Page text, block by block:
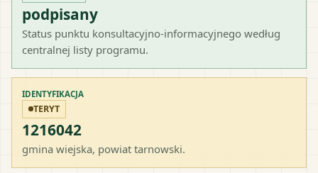
podpisany
Status punktu konsultacyjno-informacyjnego według
centralnej listy programu.
IDENTYFIKACJA
TERYT
1216042
gmina wiejska, powiat tarnowski.